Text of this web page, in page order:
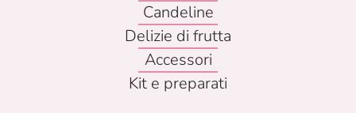
Candeline
Delizie di frutta
Accessori
Kit e preparati